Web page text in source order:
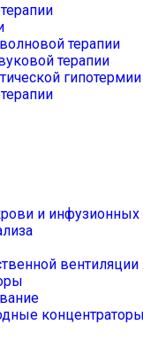
терапии
терапии
и инфузионных
вентиляции